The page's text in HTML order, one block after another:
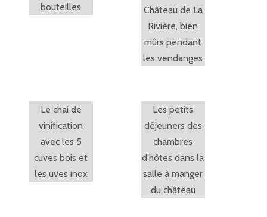
bouteilles
Château de La
Rivière, bien
mûrs pendant
les vendanges
Le chai de
vinification
avec les 5
cuves bois et
les uves inox
Les petits
déjeuners des
chambres
d’hôtes dans la
salle à manger
du château